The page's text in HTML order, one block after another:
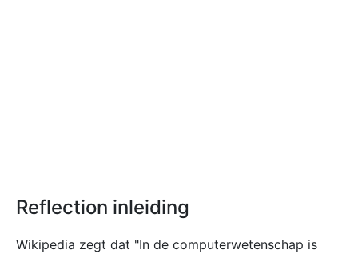
Reflection inleiding
Wikipedia zegt dat "In de computerwetenschap is